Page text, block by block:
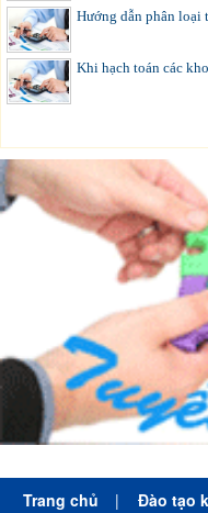
Hướng dẫn phân loại
Khi hạch toán các
Trang chủ | Đào tạo